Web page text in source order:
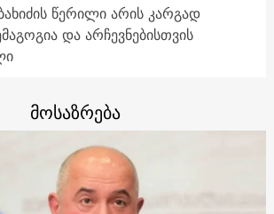
წერილი არის კარგად
და არჩევნებისთვის
მოსაზრება